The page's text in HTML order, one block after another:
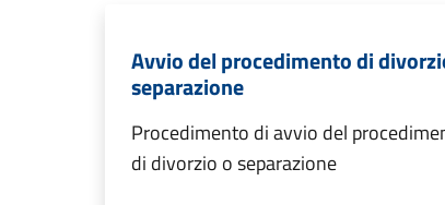
Avvio del procedimento di
separazione
Procedimento di avvio del
di divorzio o separazione